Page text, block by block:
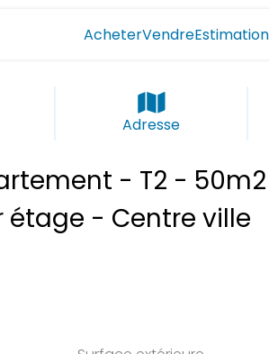
AcheterVendreEstimation
Adresse
- T2 -
étage - Centre ville